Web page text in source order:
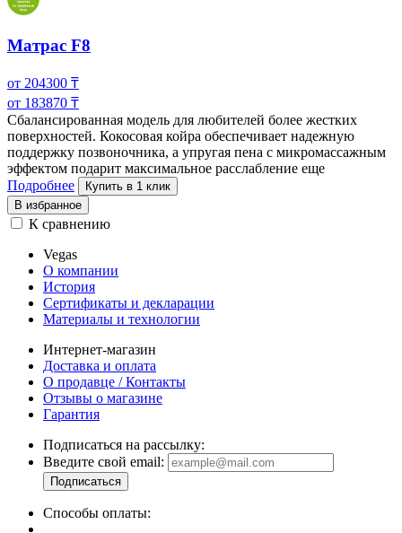
Матрас F8
от 204300 ₸
от 183870 ₸
Сбалансированная модель для любителей более жестких
поверхностей. Кокосовая койра обеспечивает надежную
поддержку позвоночника, а упругая пена с микромассажным
эффектом подарит максимальное расслабление еще
Подробнее
Купить в 1 клик
В избранное
К сравнению
Vegas
О компании
История
Сертификаты и декларации
Материалы и технологии
Интернет-магазин
Доставка и оплата
О продавце / Контакты
Отзывы о магазине
Гарантия
Подписаться на рассылку:
Введите свой email:
Способы оплаты: